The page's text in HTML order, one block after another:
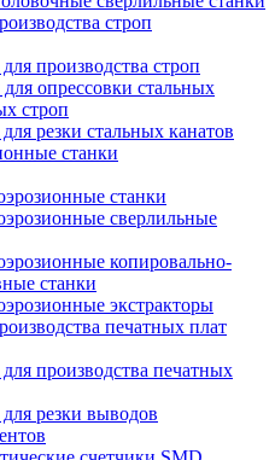
строп
производства строп
опрессовки стальных
строп
резки стальных канатов
станки
станки
сверлильные
копировально-
станки
экстракторы
печатных плат
производства печатных
резки выводов